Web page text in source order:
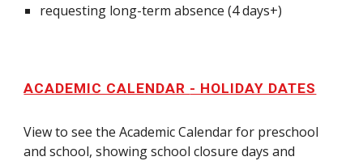
requesting long-term absence (4 days+)
ACADEMIC CALENDAR - HOLIDAY DATES
View to see the Academic Calendar for preschool
and school, showing school closure days and